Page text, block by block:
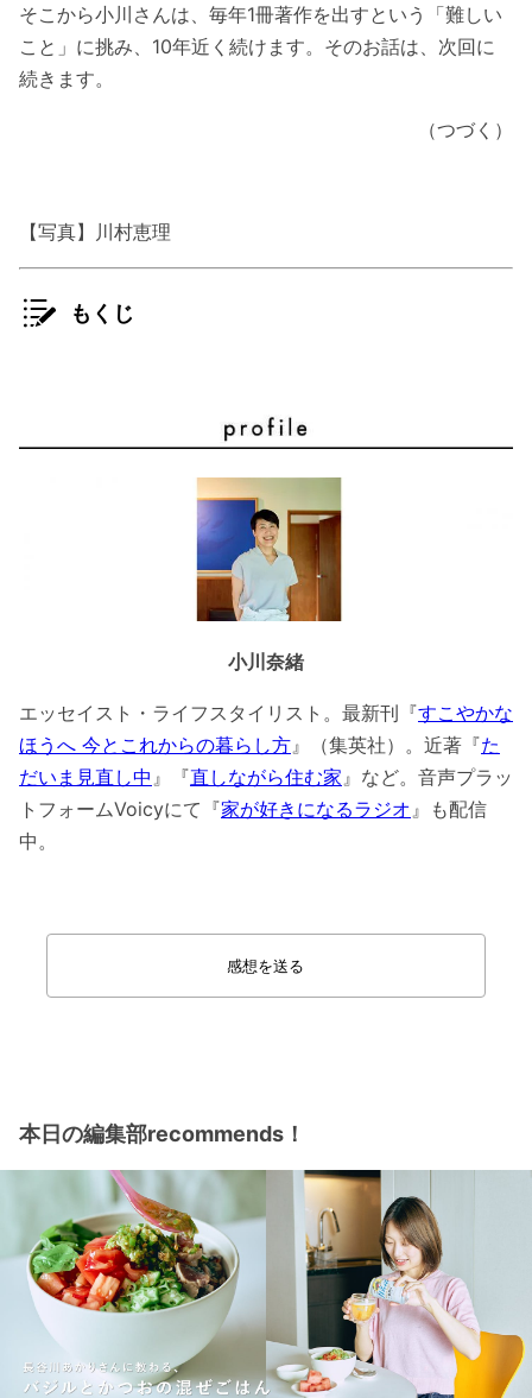
そこから小川さんは、毎年1冊著作を出すという「難しい
こと」に挑み、10年近く続けます。そのお話は、次回に
続きます。
（つづく）
【写真】川村恵理
もくじ
小川奈緒
エッセイスト・ライフスタイリスト。最新刊『すこやかな
ほうへ 今とこれからの暮らし方 』（集英社）。近著『た
だいま見直し中 』『直しながら住む家 』など。音声プラッ
トフォームVoicyにて『家が好きになるラジオ 』も配信
中。
感想を送る
本日の編集部recommends！